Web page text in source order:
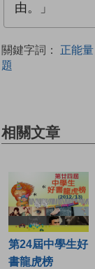
由。」
關鍵字詞： 正能量
題
相關文章
第24屆中學生好
書龍虎榜